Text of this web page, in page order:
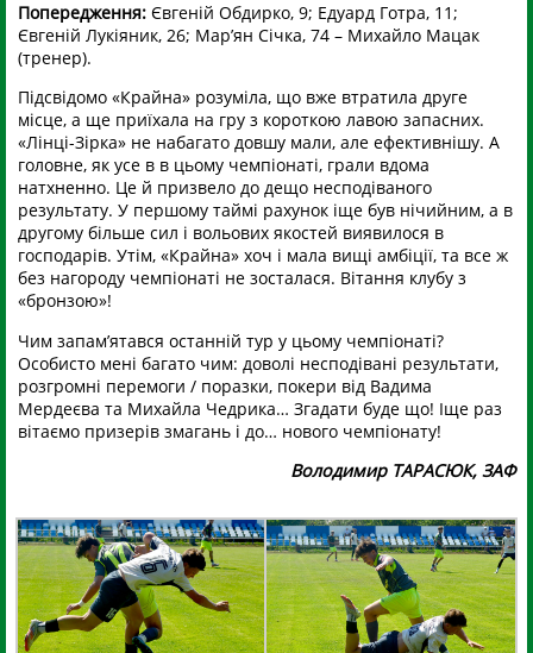
Попередження: Євгеній Обдирко, 9; Едуард Готра, 11;
Євгеній Лукіяник, 26; Мар’ян Січка, 74 – Михайло Мацак
(тренер).
Підсвідомо «Крайна» розуміла, що вже втратила друге
місце, а ще приїхала на гру з короткою лавою запасних.
«Лінці-Зірка» не набагато довшу мали, але ефективнішу. А
головне, як усе в в цьому чемпіонаті, грали вдома
натхненно. Це й призвело до дещо несподіваного
результату. У першому таймі рахунок іще був нічийним, а в
другому більше сил і вольових якостей виявилося в
господарів. Утім, «Крайна» хоч і мала вищі амбіції, та все ж
без нагороду чемпіонаті не зосталася. Вітання клубу з
«бронзою»!
Чим запам’ятався останній тур у цьому чемпіонаті?
Особисто мені багато чим: доволі несподівані результати,
розгромні перемоги / поразки, покери від Вадима
Мердеєва та Михайла Чедрика… Згадати буде що! Іще раз
вітаємо призерів змагань і до… нового чемпіонату!
Володимир ТАРАСЮК, ЗАФ